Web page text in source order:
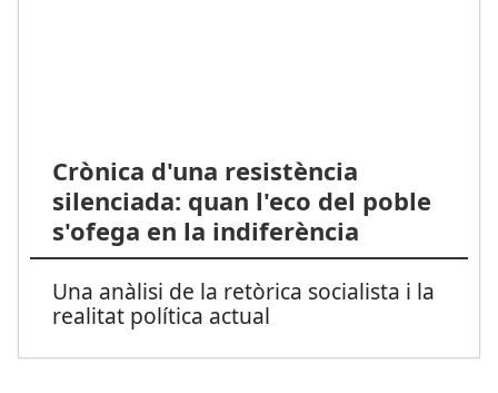
Crònica d'una resistència
silenciada: quan l'eco del poble
s'ofega en la indiferència
Una anàlisi de la retòrica socialista i la
realitat política actual